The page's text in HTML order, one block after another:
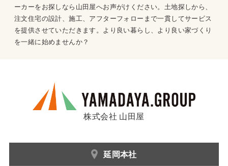
ーカーをお探しなら山田屋へお声がけください。土地探しから、
注文住宅の設計、施工、アフターフォローまで一貫してサービス
を提供させていただきます。より良い暮らし、より良い家づくり
を一緒に始めませんか？
株式会社 山田屋
延岡本社